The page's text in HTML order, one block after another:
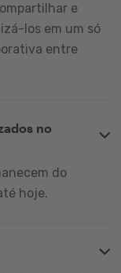
e
los em um só
entre
no
do
hoje.